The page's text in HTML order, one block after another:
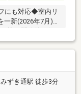
にも対応◆室内リ
一新(2026年7月)◆
込む開放的な住
った約24帖の広々
プライベート空間
みながらお料理
内設備も充実◆全
ッキリ◆日用品等
収納有り◆心地よ
ずき通駅 徒歩3分